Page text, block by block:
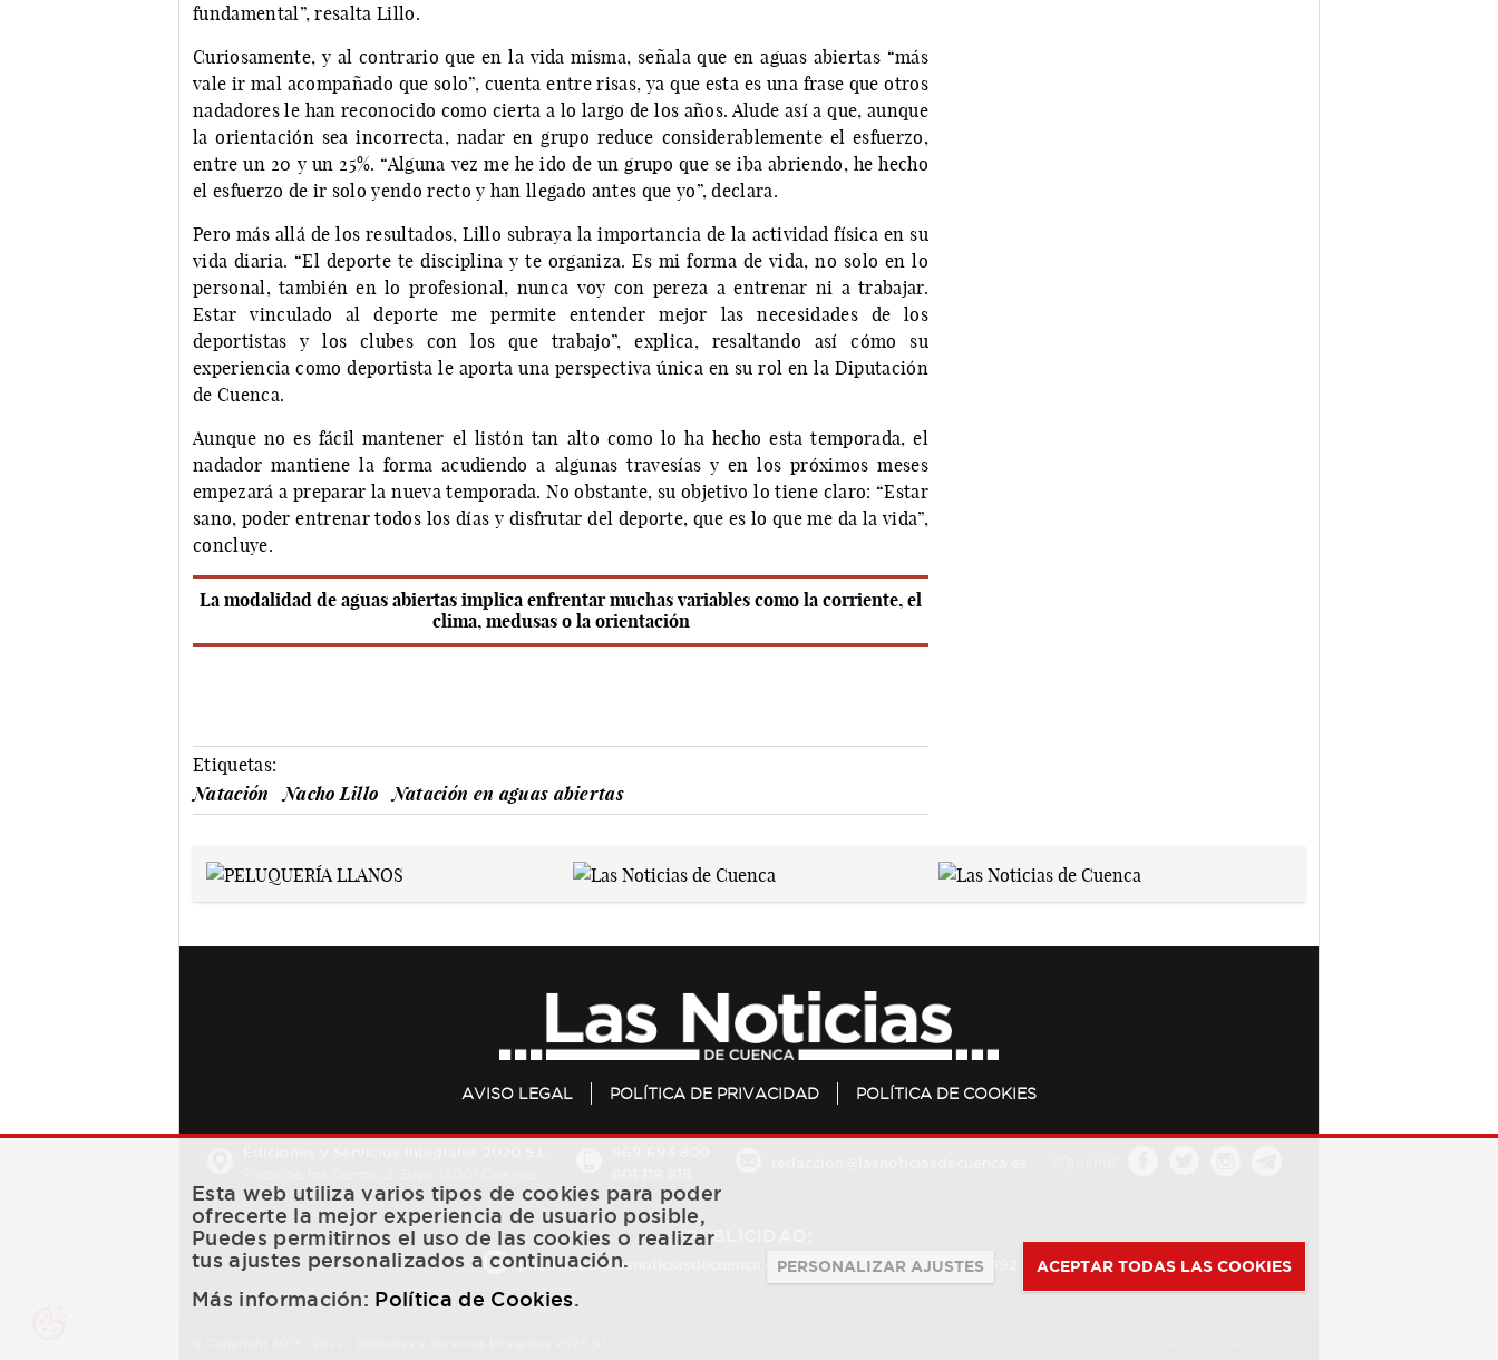
fundamental”, resalta Lillo.
Curiosamente, y al contrario que en la vida misma, señala que en aguas abiertas “más
vale ir mal acompañado que solo”, cuenta entre risas, ya que esta es una frase que otros
nadadores le han reconocido como cierta a lo largo de los años. Alude así a que, aunque
la orientación sea incorrecta, nadar en grupo reduce considerablemente el esfuerzo,
entre un 20 y un 25%. “Alguna vez me he ido de un grupo que se iba abriendo, he hecho
el esfuerzo de ir solo yendo recto y han llegado antes que yo”, declara.
Pero más allá de los resultados, Lillo subraya la importancia de la actividad física en su
vida diaria. “El deporte te disciplina y te organiza. Es mi forma de vida, no solo en lo
personal, también en lo profesional, nunca voy con pereza a entrenar ni a trabajar.
Estar vinculado al deporte me permite entender mejor las necesidades de los
deportistas y los clubes con los que trabajo”, explica, resaltando así cómo su
experiencia como deportista le aporta una perspectiva única en su rol en la Diputación
de Cuenca.
Aunque no es fácil mantener el listón tan alto como lo ha hecho esta temporada, el
nadador mantiene la forma acudiendo a algunas travesías y en los próximos meses
empezará a preparar la nueva temporada. No obstante, su objetivo lo tiene claro: “Estar
sano, poder entrenar todos los días y disfrutar del deporte, que es lo que me da la vida”,
concluye.
La modalidad de aguas abiertas implica enfrentar muchas variables como la corriente, el
clima, medusas o la orientación
Etiquetas:
Natación
Nacho Lillo Natación en aguas abiertas
AVISO LEGAL POLÍTICA DE PRIVACIDAD POLÍTICA DE COOKIES
PUBLICIDAD:
publicidad@lasnoticiasdecuenca.es 684 126 573 / 670 726 392
Esta web utiliza varios tipos de cookies para poder
ofrecerte la mejor experiencia de usuario posible,
Puedes permitirnos el uso de las cookies o realizar
tus ajustes personalizados a continuación.
Más información: Política de Cookies.
PERSONALIZAR AJUSTES ACEPTAR TODAS LAS COOKIES